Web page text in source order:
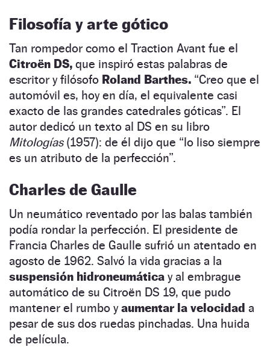
Filosofía y arte gótico
Tan rompedor como el Traction Avant fue el
Citroën DS, que inspiró estas palabras de
escritor y filósofo Roland Barthes. “Creo que el
automóvil es, hoy en día, el equivalente casi
exacto de las grandes catedrales góticas”. El
autor dedicó un texto al DS en su libro
Mitologías (1957): de él dijo que “lo liso siempre
es un atributo de la perfección”.
Charles de Gaulle
Un neumático reventado por las balas también
podía rondar la perfección. El presidente de
Francia Charles de Gaulle sufrió un atentado en
agosto de 1962. Salvó la vida gracias a la
suspensión hidroneumática y al embrague
automático de su Citroën DS 19, que pudo
mantener el rumbo yaumentar la velocidad a
pesar de sus dos ruedas pinchadas. Una huida
de película.